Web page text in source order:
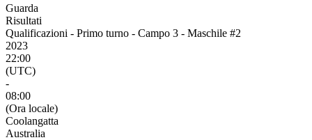
Guarda
Risultati
Qualificazioni - Primo turno - Campo 3 - Maschile #2
2023
22:00
(UTC)
-
08:00
(Ora locale)
Coolangatta
Australia